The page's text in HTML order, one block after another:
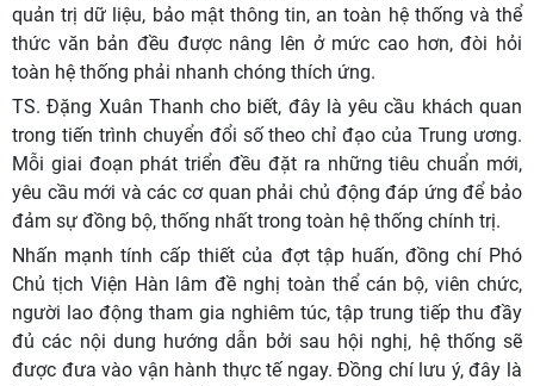
quản trị dữ liệu, bảo mật thông tin, an toàn hệ thống và thể
thức văn bản đều được nâng lên ở mức cao hơn, đòi hỏi
toàn hệ thống phải nhanh chóng thích ứng.
TS. Đặng Xuân Thanh cho biết, đây là yêu cầu khách quan
trong tiến trình chuyển đổi số theo chỉ đạo của Trung ương.
Mỗi giai đoạn phát triển đều đặt ra những tiêu chuẩn mới,
yêu cầu mới và các cơ quan phải chủ động đáp ứng để bảo
đảm sự đồng bộ, thống nhất trong toàn hệ thống chính trị.
Nhấn mạnh tính cấp thiết của đợt tập huấn, đồng chí Phó
Chủ tịch Viện Hàn lâm đề nghị toàn thể cán bộ, viên chức,
người lao động tham gia nghiêm túc, tập trung tiếp thu đầy
đủ các nội dung hướng dẫn bởi sau hội nghị, hệ thống sẽ
được đưa vào vận hành thực tế ngay. Đồng chí lưu ý, đây là